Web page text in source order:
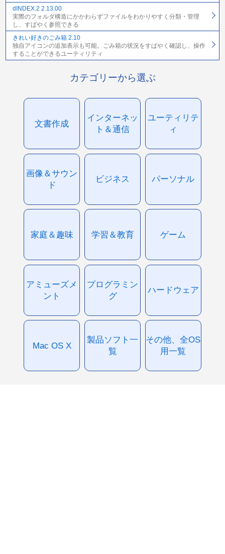
dINDEX.2 2.13.00
実際のフォルダ構造にかかわらずファイルをわかりやすく分類・管理
し、すばやく参照できる
きれい好きのごみ箱 2.10
独自アイコンの追加表示も可能。ごみ箱の状況をすばやく確認し、操作
することができるユーティリティ
カテゴリーから選ぶ
文書作成
インターネッ
ト＆通信
ユーティリテ
ィ
画像＆サウン
ド
ビジネス パーソナル
家庭＆趣味 学習＆教育 ゲーム
アミューズメ
ント
プログラミン
グ
ハードウェア
Mac OS X
製品ソフト一
覧
その他、全OS
用一覧